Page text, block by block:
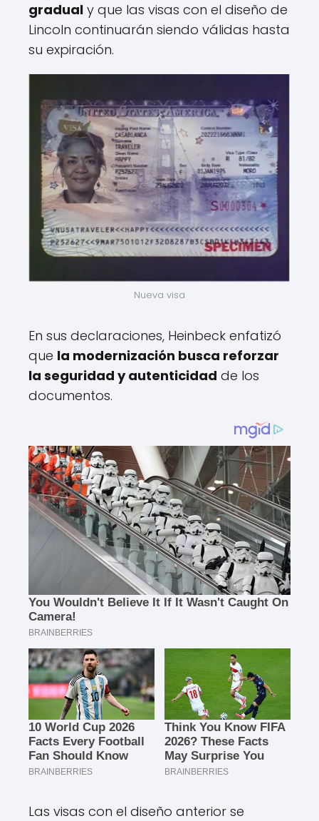
gradual y que las visas con el diseño de
Lincoln continuarán siendo válidas hasta
su expiración.
Nueva visa
En sus declaraciones, Heinbeck enfatizó
que la modernización busca reforzar
la seguridad y autenticidad de los
documentos.
Las visas con el diseño anterior se